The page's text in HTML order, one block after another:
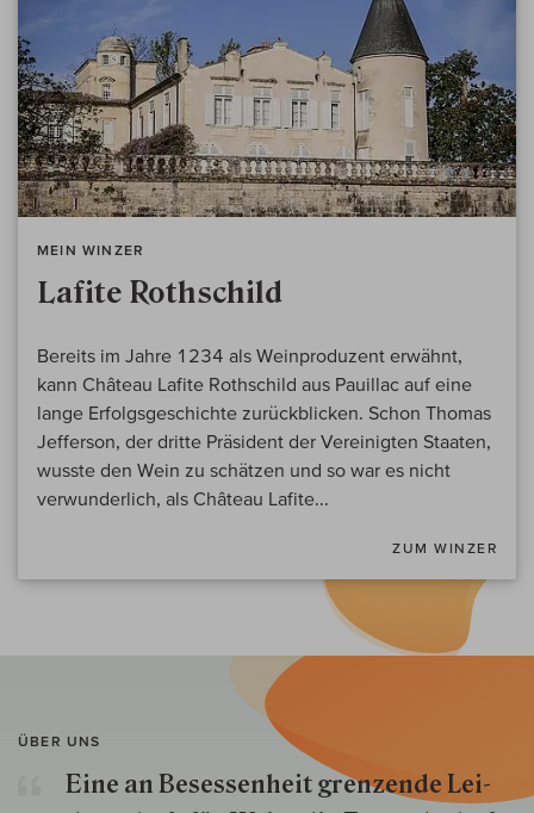
MEIN WINZER
Lafite Rothschild
Bereits im Jahre 1234 als Weinproduzent erwähnt,
kann Château Lafite Rothschild aus Pauillac auf eine
lange Erfolgsgeschichte zurückblicken. Schon Thomas
Jefferson, der dritte Präsident der Vereinigten Staaten,
wusste den Wein zu schätzen und so war es nicht
verwunderlich, als Château Lafite...
ZUM WINZER
ÜBER UNS
Eine an Besessenheit gren­zende Lei­